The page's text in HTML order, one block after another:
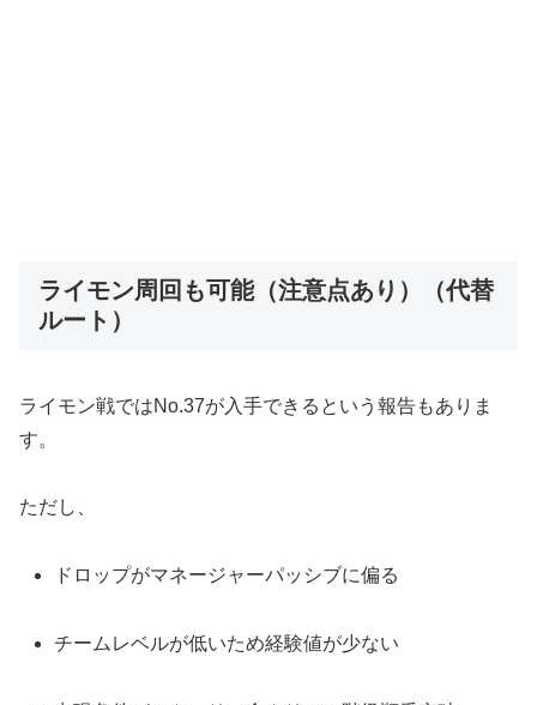
ライモン周回も可能（注意点あり）（代替
ルート）
ライモン戦ではNo.37が入手できるという報告もありま
す。
ただし、
ドロップがマネージャーパッシブに偏る
チームレベルが低いため経験値が少ない